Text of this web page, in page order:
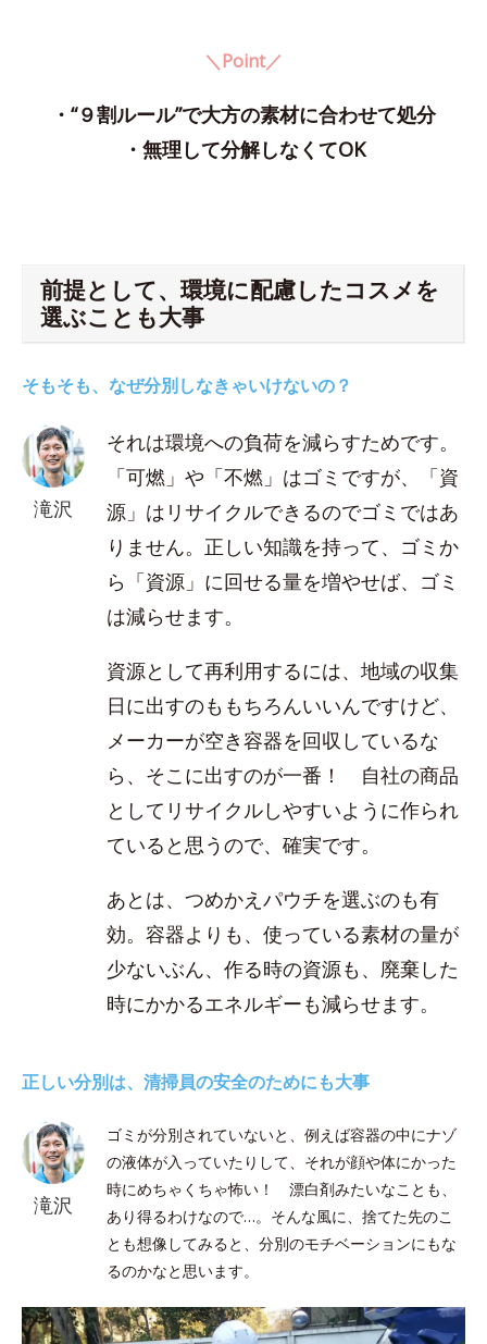
＼Point／
・“９割ルール”で大方の素材に合わせて処分
・無理して分解しなくてOK
前提として、環境に配慮したコスメを
選ぶことも大事
そもそも、なぜ分別しなきゃいけないの？
滝沢
それは環境への負荷を減らすためです。
「可燃」や「不燃」はゴミですが、「資
源」はリサイクルできるのでゴミではあ
りません。正しい知識を持って、ゴミか
ら「資源」に回せる量を増やせば、ゴミ
は減らせます。
資源として再利用するには、地域の収集
日に出すのももちろんいいんですけど、
メーカーが空き容器を回収しているな
ら、そこに出すのが一番！ 自社の商品
としてリサイクルしやすいように作られ
ていると思うので、確実です。
あとは、つめかえパウチを選ぶのも有
効。容器よりも、使っている素材の量が
少ないぶん、作る時の資源も、廃棄した
時にかかるエネルギーも減らせます。
正しい分別は、清掃員の安全のためにも大事
滝沢
ゴミが分別されていないと、例えば容器の中にナゾ
の液体が入っていたりして、それが顔や体にかった
時にめちゃくちゃ怖い！ 漂白剤みたいなことも、
あり得るわけなので…。そんな風に、捨てた先のこ
とも想像してみると、分別のモチベーションにもな
るのかなと思います。